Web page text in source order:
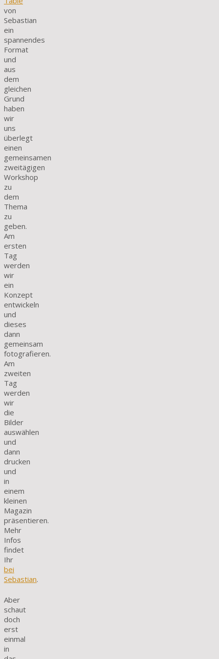
von
Sebastian
ein
spannendes
Format
und
aus
dem
gleichen
Grund
haben
wir
uns
überlegt
einen
gemeinsamen
zweitägigen
Workshop
zu
dem
Thema
zu
geben.
Am
ersten
Tag
werden
wir
ein
Konzept
entwickeln
und
dieses
dann
gemeinsam
fotografieren.
Am
zweiten
Tag
werden
wir
die
Bilder
auswählen
und
dann
drucken
und
in
einem
kleinen
Magazin
präsentieren.
Mehr
Infos
findet
Ihr
bei
Sebastian.
Aber
schaut
doch
erst
einmal
in